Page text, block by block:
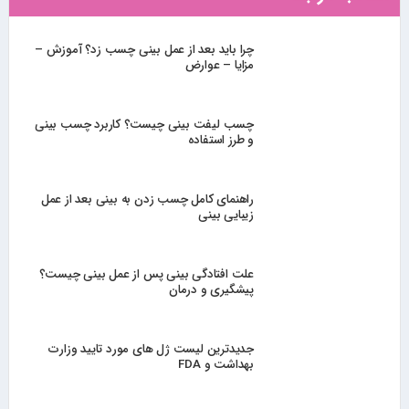
چرا باید بعد از عمل بینی چسب زد؟ آموزش –
مزایا – عوارض
چسب لیفت بینی چیست؟ کاربرد چسب بینی
و طرز استفاده
راهنمای کامل چسب زدن به بینی بعد از عمل
زیبایی بینی
علت افتادگی بینی پس از عمل بینی چیست؟
پیشگیری و درمان
جدیدترین لیست ژل های مورد تایید وزارت
بهداشت و FDA